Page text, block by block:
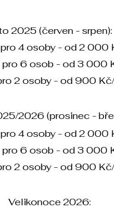
2025 (červen - srpen):
4 osoby - od 2 000
pro 6 osob - od 3 000
2 osoby - od 900
2026 (prosinec -
4 osoby - od 2 000
pro 6 osob - od 3 000
2 osoby - od 900
Velikonoce 2026: